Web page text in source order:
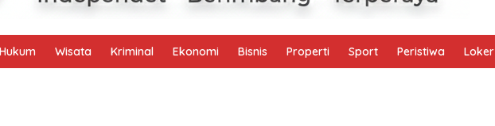
Hukum Wisata Kriminal Ekonomi Bisnis Properti Sport Peristiwa Loker